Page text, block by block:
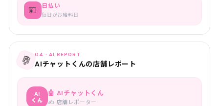
💴 日払い
毎日がお給料日
🤖 04 · AI REPORT
AIチャットくんの店舗レポート
AI
くん
🤖 AIチャットくん
✍️ 店舗レポーター